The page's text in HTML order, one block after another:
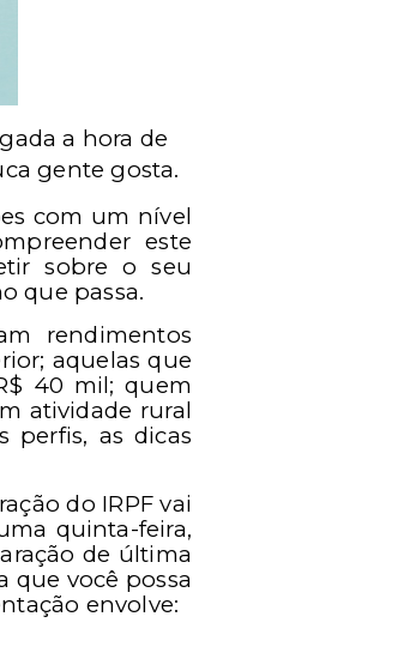
a hora de
gente gosta.
com um nível
este
sobre o seu
que passa.
rendimentos
aquelas que
40 mil; quem
atividade rural
perfis, as dicas
do IRPF vai
quinta-feira,
de última
que você possa
envolve: